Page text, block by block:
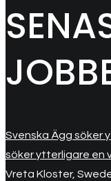
Svenska Ägg söker
söker ytterligare en
Vreta Kloster,